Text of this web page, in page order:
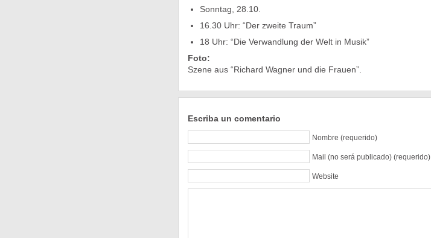
Sonntag, 28.10.
16.30 Uhr: “Der zweite Traum”
18 Uhr: “Die Verwandlung der Welt in Musik”
Foto:
Szene aus “Richard Wagner und die Frauen”.
Escriba un comentario
Nombre (requerido)
Mail (no será publicado) (requerido)
Website